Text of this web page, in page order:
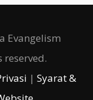
Evangelism
reserved.
| Syarat &